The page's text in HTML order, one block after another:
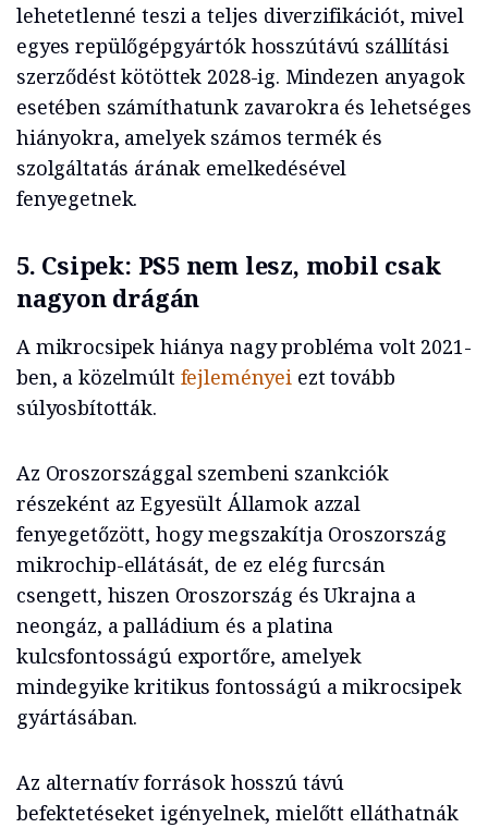
lehetetlenné teszi a teljes diverzifikációt, mivel
egyes repülőgépgyártók hosszútávú szállítási
szerződést kötöttek 2028-ig. Mindezen anyagok
esetében számíthatunk zavarokra és lehetséges
hiányokra, amelyek számos termék és
szolgáltatás árának emelkedésével
fenyegetnek.
5. Csipek: PS5 nem lesz, mobil csak
nagyon drágán
A mikrocsipek hiánya nagy probléma volt 2021-
ben, a közelmúlt fejleményeiezt tovább
súlyosbították.
Az Oroszországgal szembeni szankciók
részeként az Egyesült Államok azzal
fenyegetőzött, hogy megszakítja Oroszország
mikrochip-ellátását, de ez elég furcsán
csengett, hiszen Oroszország és Ukrajna a
neongáz, a palládium és a platina
kulcsfontosságú exportőre, amelyek
mindegyike kritikus fontosságú a mikrocsipek
gyártásában.
Az alternatív források hosszú távú
befektetéseket igényelnek, mielőtt elláthatnák